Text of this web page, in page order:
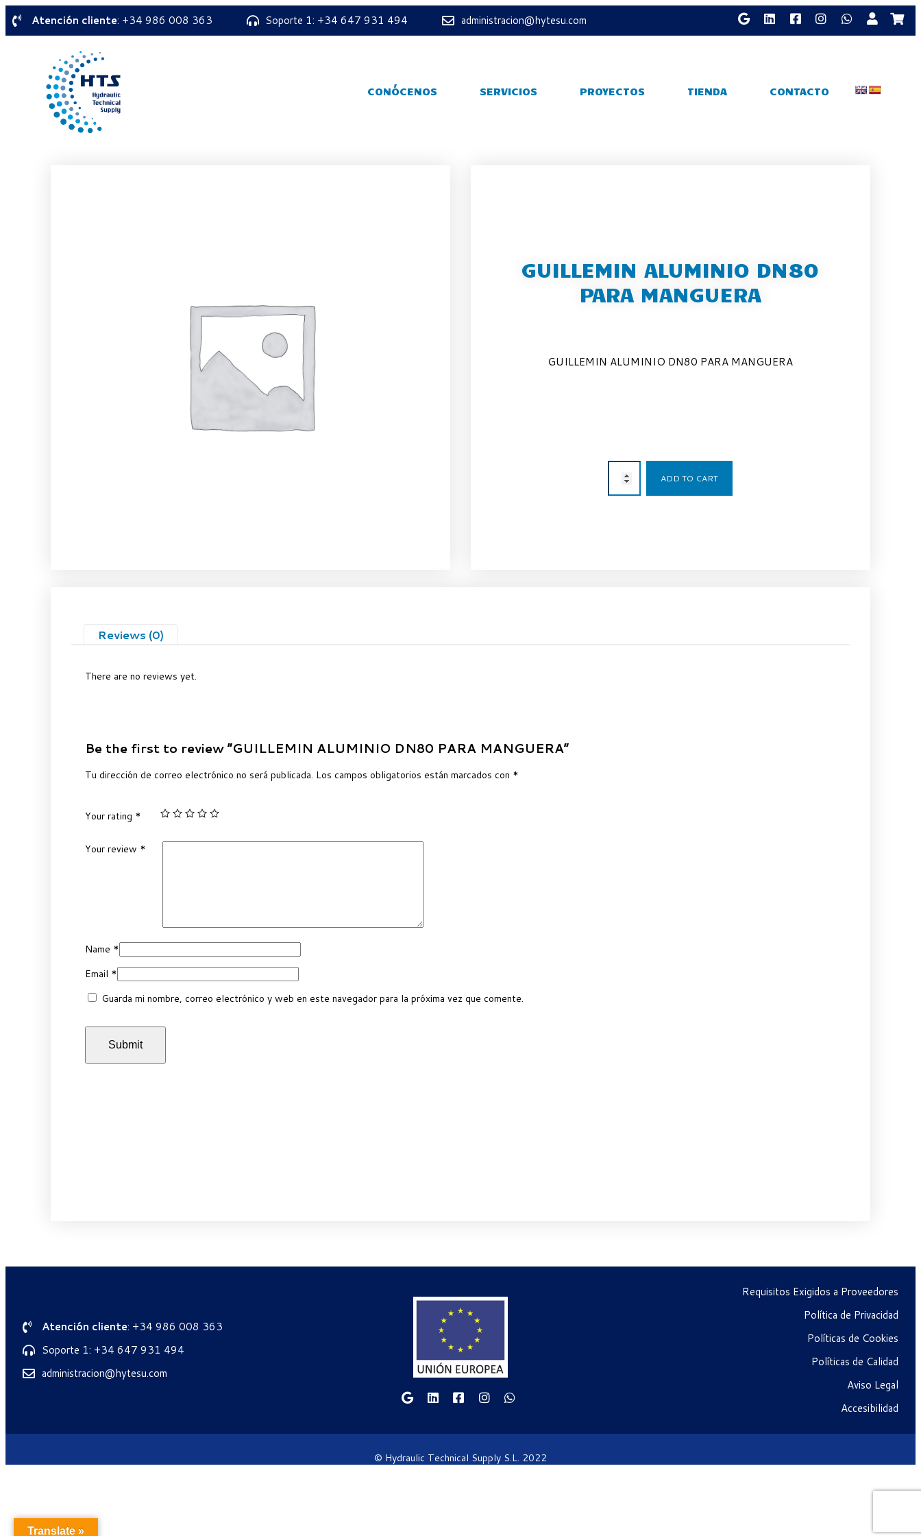
Atención cliente: +34 986 008 363 Soporte 1: +34 647 931 494 administracion@hytesu.com
CONÓCENOS SERVICIOS PROYECTOS TIENDA CONTACTO
GUILLEMIN ALUMINIO DN80
PARA MANGUERA
GUILLEMIN ALUMINIO DN80 PARA MANGUERA
ADD TO CART
Reviews (0)
There are no reviews yet.
Be the first to review “GUILLEMIN ALUMINIO DN80 PARA MANGUERA”
Tu dirección de correo electrónico no será publicada. Los campos obligatorios están marcados con *
Your rating *
Your review *
Name *
Email *
Guarda mi nombre, correo electrónico y web en este navegador para la próxima vez que comente.
Atención cliente: +34 986 008 363
Soporte 1: +34 647 931 494
administracion@hytesu.com
Requisitos Exigidos a Proveedores
Política de Privacidad
Políticas de Cookies
Políticas de Calidad
Aviso Legal
Accesibilidad
© Hydraulic Technical Supply S.L. 2022
Translate »